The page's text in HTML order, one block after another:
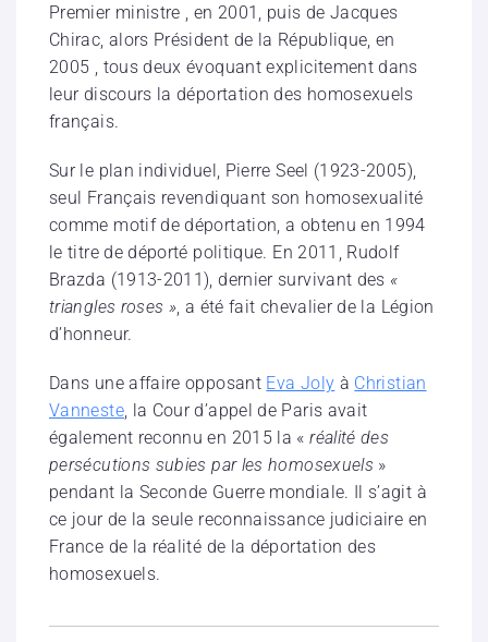
Premier ministre , en 2001, puis de Jacques
Chirac, alors Président de la République, en
2005 , tous deux évoquant explicitement dans
leur discours la déportation des homosexuels
français.
Sur le plan individuel, Pierre Seel (1923-2005),
seul Français revendiquant son homosexualité
comme motif de déportation, a obtenu en 1994
le titre de déporté politique. En 2011, Rudolf
Brazda (1913-2011), dernier survivant des «
triangles roses », a été fait chevalier de la Légion
d’honneur.
Dans une affaire opposant Eva Joly à Christian
Vanneste, la Cour d’appel de Paris avait
également reconnu en 2015 la «réalité des
persécutions subies par les homosexuels »
pendant la Seconde Guerre mondiale. Il s’agit à
ce jour de la seule reconnaissance judiciaire en
France de la réalité de la déportation des
homosexuels.